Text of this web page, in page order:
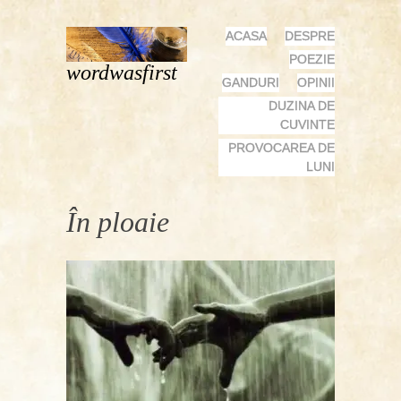
wordwasfirst
MENU
SKIP
CONTENT
ACASA
DESPRE
POEZIE
GANDURI
OPINII
DUZINA DE
CUVINTE
PROVOCAREA DE
LUNI
În ploaie